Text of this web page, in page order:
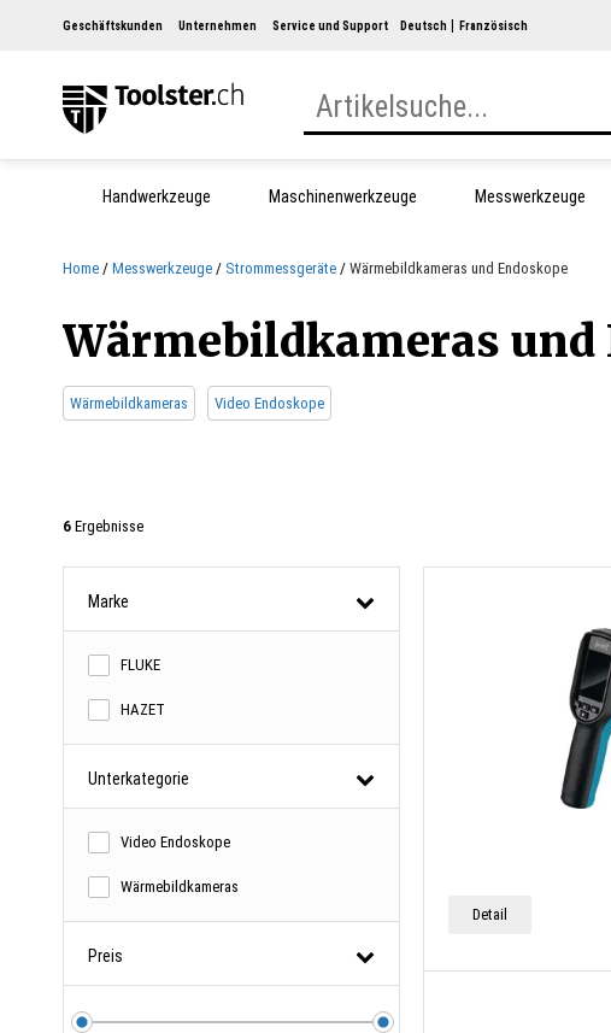
Geschäftskunden Unternehmen Service und Support Deutsch Französisch
Handwerkzeuge Maschinenwerkzeuge Messwerkzeuge
Home Messwerkzeuge Strommessgeräte Wärmebildkameras und Endoskope
Wärmebildkameras und
Wärmebildkameras Video Endoskope
6 Ergebnisse
Marke
FLUKE
HAZET
Unterkategorie
Video Endoskope
Wärmebildkameras
Preis
Detail